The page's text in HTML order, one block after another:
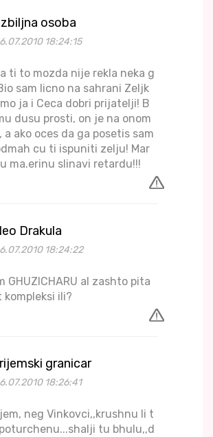
osoba
18:24:15
ti to mozda nije rekla neka g
sam licno na sahrani Zeljk
ja i Ceca dobri prijatelji! B
dusu prosti, on je na onom
ako oces da ga posetis sam
cu ti ispuniti zelju! Mar
ma.erinu slinavi retardu!!!
Drakula
18:24:22
GHUZICHARU al zashto pita
kompleksi ili?
granicar
18:26:41
neg Vinkovci,,krushnu li t
tu bhulu,,d